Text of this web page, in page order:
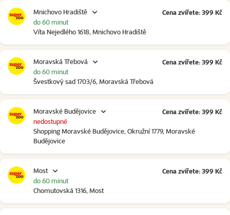
Mnichovo Hradiště
Víta Nejedlého 1618, Mnichovo Hradiště
do 60 minut
Cena zvířete: 399 Kč
Moravská Třebová
Švestkový sad 1703/6, Moravská Třebová
do 60 minut
Cena zvířete: 399 Kč
Moravské Budějovice
Shopping Moravské Budějovice, Okružní 1779, Moravské
Budějovice
nedostupné
Cena zvířete: 399 Kč
Most
Chomutovská 1316, Most
do 60 minut
Cena zvířete: 399 Kč